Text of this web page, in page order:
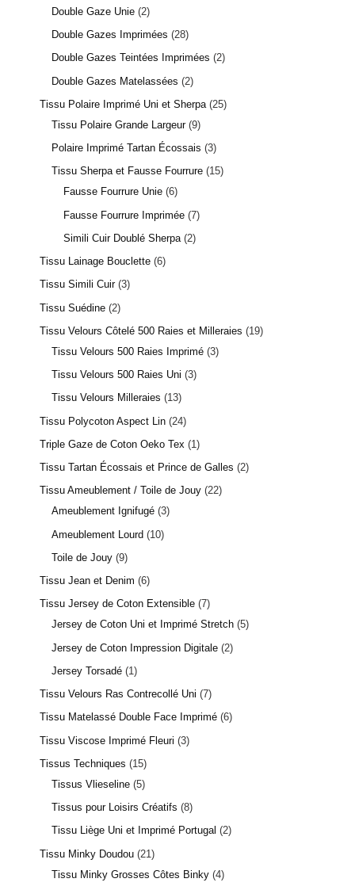
1 avis
Double Gaze Unie 2
Double Gazes Imprimées 28
Double Gazes Teintées Imprimées 2
Double Gazes Matelassées
2
Tissu Polaire Imprimé Uni et Sherpa 25
Tissu Polaire Grande Largeur 9
Polaire Imprimé Tartan Écossais 3
Tissu Sherpa et Fausse Fourrure 15
Fausse Fourrure Unie 6
Fausse Fourrure Imprimée 7
Simili Cuir Doublé Sherpa 2
Tissu Lainage Bouclette 6
Tissu Simili Cuir 3
Tissu Suédine 2
Tissu Velours Côtelé 500 Raies et Milleraies
19
Tissu Velours 500 Raies Imprimé 3
Tissu Velours 500 Raies Uni 3
Tissu Velours Milleraies
13
Tissu Polycoton Aspect Lin 24
Triple Gaze de Coton Oeko Tex
1
Tissu Tartan Écossais et Prince de Galles 2
Tissu Ameublement / Toile de Jouy 22
Ameublement Ignifugé 3
Ameublement Lourd 10
Toile de Jouy 9
Tissu Jean et Denim 6
Tissu Jersey de Coton Extensible 7
Jersey de Coton Uni et Imprimé Stretch 5
Jersey de Coton Impression Digitale 2
Jersey Torsadé 1
Tissu Velours Ras Contrecollé Uni 7
Tissu Matelassé Double Face Imprimé 6
Tissu Viscose Imprimé Fleuri 3
Tissus Techniques
15
Tissus Vlieseline 5
Tissus pour Loisirs Créatifs 8
Tissu Liège Uni et Imprimé Portugal
2
Tissu Minky Doudou 21
Tissu Minky Grosses Côtes Binky 4